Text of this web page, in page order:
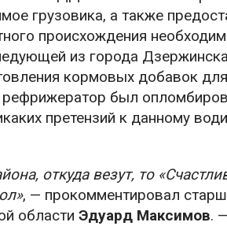
грузовика, а также
происхождения
из города
кормовых добавок
рефрижератор был
претензий к данному
откуда везут, то
, — прокомментировал
области Эдуард Максимов. —